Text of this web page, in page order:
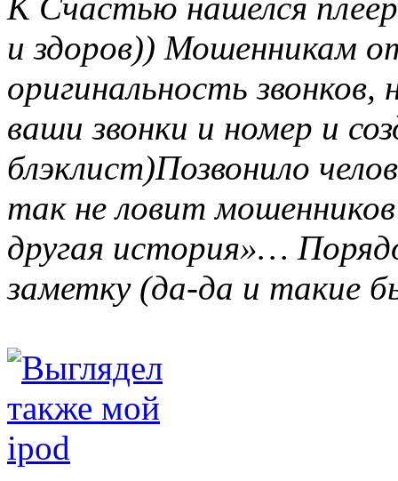
и здоров)) Мошенникам
оригинальность звонков,
ваши звонки и номер и
блэклист)Позвонило
так не ловит
другая история»…
заметку (да-да и такие